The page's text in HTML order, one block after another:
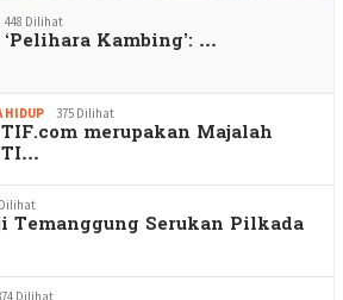
448 Dilihat
Kambing’: …
HIDUP 375 Dilihat
merupakan Majalah
Temanggung Serukan Pilkada
Dilihat